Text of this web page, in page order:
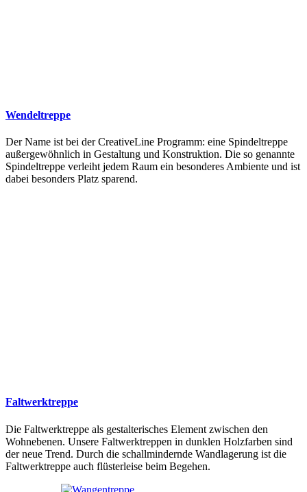
Wendeltreppe
Der Name ist bei der CreativeLine Programm: eine Spindeltreppe
außergewöhnlich in Gestaltung und Konstruktion. Die so genannte
Spindeltreppe verleiht jedem Raum ein besonderes Ambiente und ist
dabei besonders Platz sparend.
Faltwerktreppe
Die Faltwerktreppe als gestalterisches Element zwischen den
Wohnebenen. Unsere Faltwerktreppen in dunklen Holzfarben sind
der neue Trend. Durch die schallmindernde Wandlagerung ist die
Faltwerktreppe auch flüsterleise beim Begehen.